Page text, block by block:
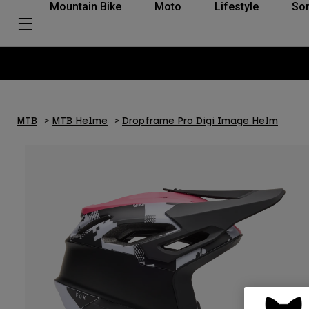
Mountain Bike Moto Lifestyle
MTB MTB Helme Dropframe Pro Digi Image Helm